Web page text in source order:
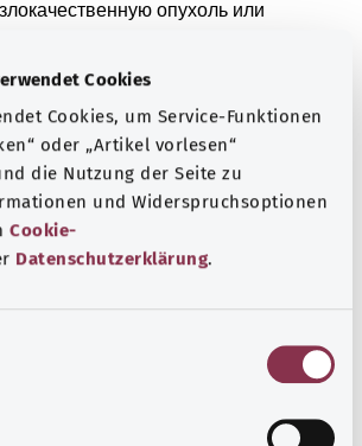
Cookies
Cookies, um Service-Funktionen
oder „Artikel vorlesen“
die Nutzung der Seite zu
und Widerspruchsoptionen
Cookie-
Datenschutzerklärung.
опухоль или
Однако нельзя сказать,
туда из других очагов в
обозначения